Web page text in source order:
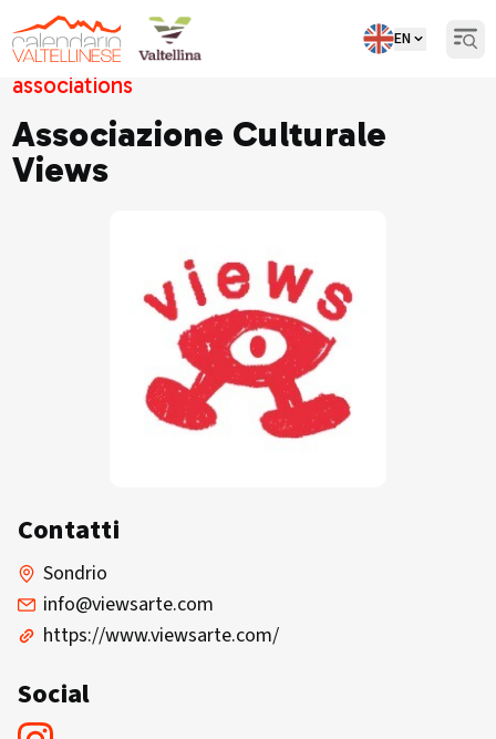
EN
associations
Associazione Culturale
Views
Contatti
Sondrio
info@viewsarte.com
https://www.viewsarte.com/
Social